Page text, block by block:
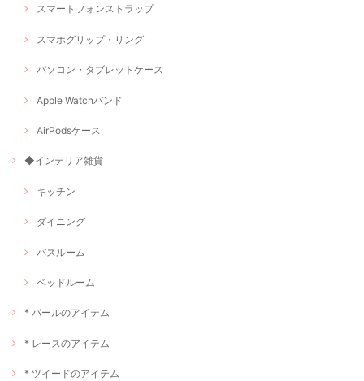
スマートフォンストラップ
スマホグリップ・リング
パソコン・タブレットケース
Apple Watchバンド
AirPodsケース
◆インテリア雑貨
キッチン
ダイニング
バスルーム
ベッドルーム
* パールのアイテム
* レースのアイテム
* ツイードのアイテム